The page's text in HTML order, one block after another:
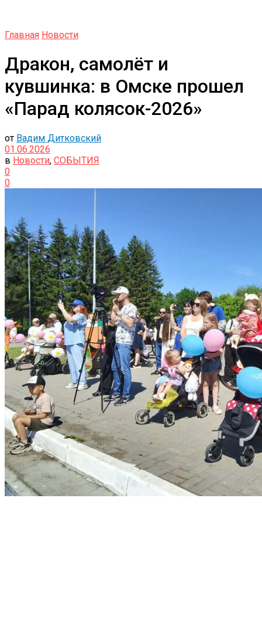
Главная Новости
Дракон, самолёт и
кувшинка: в Омске прошел
«Парад колясок-2026»
от Вадим Дитковский
01.06.2026
в Новости, СОБЫТИЯ
0
0